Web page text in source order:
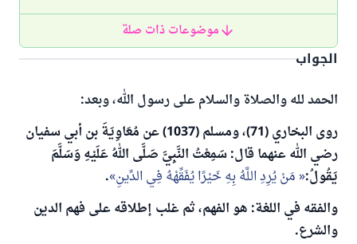
موضوعات ذات صلة
الجواب
الحمد لله والصلاة والسلام على رسول الله، وبعد:
روى البخاري (71)، ومسلم (1037) عن مُعَاوِيَةَ بن أبي سفيان
رضي الله عنهما قال: سَمِعْتُ النَّبِيَّ صَلَّى اللهُ عَلَيْهِ وَسَلَّمَ
يَقُولُ: مَنْ يُرِدِ اللَّهُ بِهِ خَيْرًا يُفَقِّهْهُ فِي الدِّينِ .
والفقه في اللغة: هو الفهم، ثم غلب إطلاقه على فهم الدين
والشرع.